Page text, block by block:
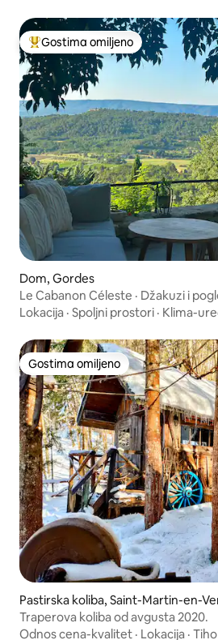
Najuspešniji među gostima
Gostima omiljeno
Dom, Gordes
Le Cabanon Céleste · Džakuzi i
Lokacija · Spoljni prostori · Klima-
Gostima omiljeno
Gostima omiljeno
Pastirska koliba, Saint-Martin-en-
Traperova koliba od avgusta 2020.
Odnos cena-kvalitet · Lokacija · Tiho